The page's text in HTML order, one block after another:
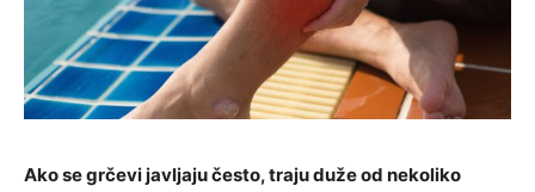
Ako se grčevi javljaju često, traju duže od nekoliko